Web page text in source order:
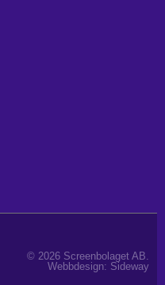
© 2026 Screenbolaget AB.
Webbdesign: Sideway